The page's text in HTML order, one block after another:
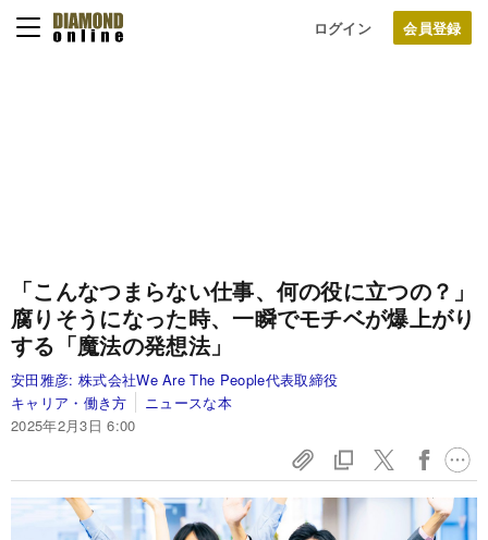
ログイン
「こんなつまらない仕事、何の役に立つの？」
腐りそうになった時、一瞬でモチベが爆上がり
する「魔法の発想法」
安田雅彦: 株式会社We Are The People代表取締役
キャリア・働き方
ニュースな本
2025年2月3日 6:00